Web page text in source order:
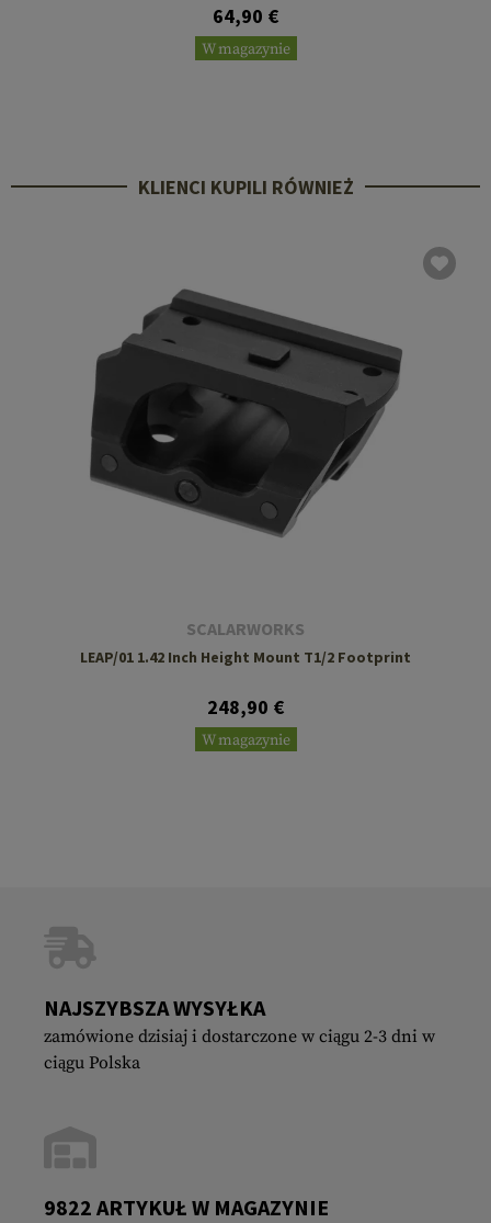
64,90 €
W magazynie
KLIENCI KUPILI RÓWNIEŻ
SCALARWORKS
LEAP/01 1.42 Inch Height Mount T1/2 Footprint
248,90 €
W magazynie
NAJSZYBSZA WYSYŁKA
zamówione dzisiaj i dostarczone w ciągu 2-3 dni w
ciągu Polska
9822 ARTYKUŁ W MAGAZYNIE